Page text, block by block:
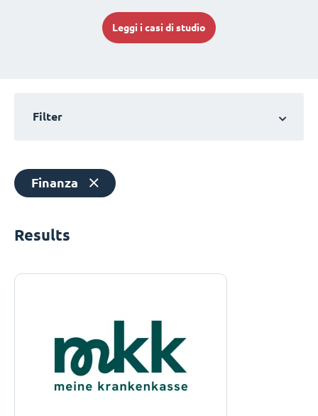
Leggi i casi di studio
Filter
Finanza
Results